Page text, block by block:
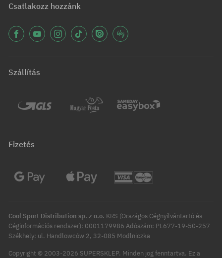
Csatlakozz hozzánk
Szállítás
Fizetés
Cool Sport Distribution sp. z o.o. KRS (Országos Cégnyilvántartó és
Céginformációs rendszer): 0001179986 Adószám: PL677-19-50-257
Székhely: ul. Handlowców 2, 32-085 Modlniczka
Copyright © 2003-2026 SUPERSKLEP. Minden jog fenntartva. Ez a